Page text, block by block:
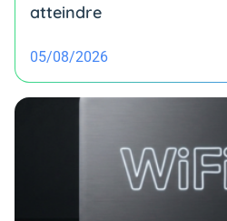
atteindre
05/08/2026